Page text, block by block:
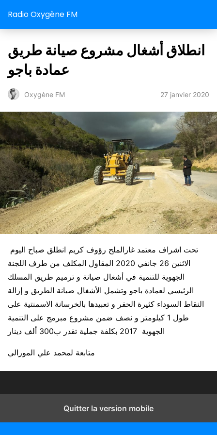
Radio Oxygène FM
انطلاق أشغال مشروع صيانة طريق
عمادة باجو
Oxygène FM 27 janvier 2020
الاثنين 26 جانفي 2020 المقاول المكلف من طرف اللجنة
الجهوية للتنمية في أشغال صيانة و ترميم طريق المسلك
الرئيسي لعمادة باجو وتشمل الأشغال صيانة الطريق و إزالة
النقاط السوداء كثيرة الحفر و تعبيدها بالخرسانة الاسمنتية على
طول 1 كيلومتر و نصف ضمن مشروع مبرمج على التنمية
الجهوية 2017 بكلفة جملية تقدر ب300 ألف دينار
متابعة لمحمد علي المورالي
Quitter la version mobile